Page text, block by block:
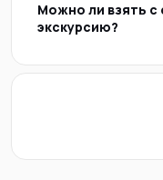
Можно ли взять с
экскурсию?